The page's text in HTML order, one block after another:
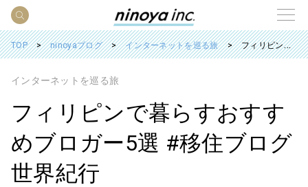
TOP ninoyaブログ インターネットを巡る旅 フィリピンで暮らすおすすめブロガー5選 #移住ブログ世界紀行
インターネットを巡る旅
フィリピンで暮らすおすす
めブロガー5選 #移住ブログ
世界紀行